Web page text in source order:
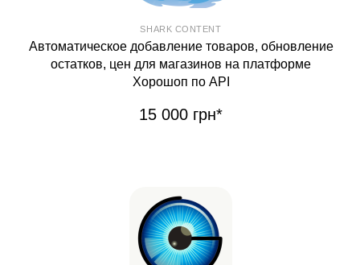
SHARK CONTENT
Автоматическое добавление товаров, обновление
остатков, цен для магазинов на платформе
Хорошоп по API
15 000 грн*